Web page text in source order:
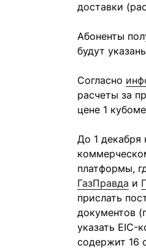
доставки
Абоненты
будут
Согласно
расчеты за
цене 1
До 1
платформы,
ГазПравда и
прислать
документов
указать EIC-
содержит